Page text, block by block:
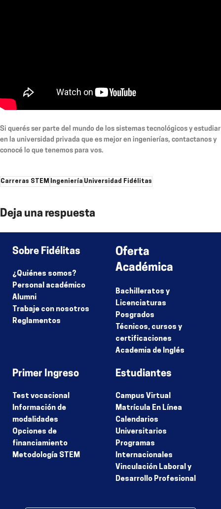
Si querés ser parte del mundo de los sistemas tecnológicos y estudiar
en la universidad privada que es mejor en ingenierías, contactanos y
conocé lo que tenemos para vos.
Carreras STEM Ingeniería Universidad Fidélitas
Deja una respuesta
Sobre Fidélitas
¿Quiénes somos?
Personal académico
Alumni
Trabaje con nosotros
Reglamentos
Oferta
Académica
Bachilleratos y
Licenciaturas
Posgrados
Técnicos, cursos y
certificaciones
Academia de Inglés
Primer Ingreso
Test vocacional
Información de
modalidades
Opciones de
financiamiento
Metodología STEM
Estudiantes
Campus Virtual
Matrícula En Línea
Calendarios
Universitarios
Programas
Internacionales
Vinculación Laboral y
Desarrollo Profesional